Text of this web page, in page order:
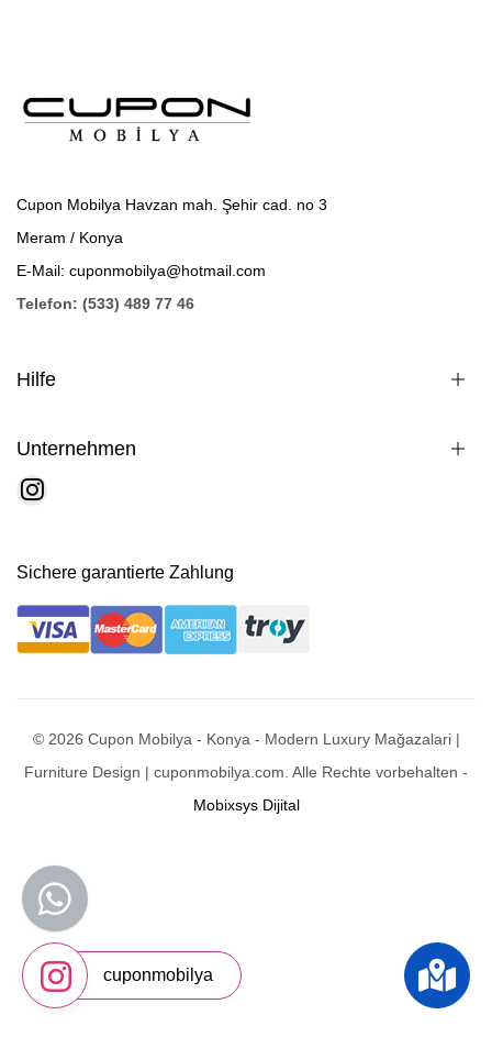
Cupon Mobilya Havzan mah. Şehir cad. no 3
Meram / Konya
E-Mail: cuponmobilya@hotmail.com
Telefon: (533) 489 77 46
Hilfe
Unternehmen
Sichere garantierte Zahlung
© 2026 Cupon Mobilya - Konya - Modern Luxury Mağazalari |
Furniture Design | cuponmobilya.com. Alle Rechte vorbehalten -
Mobixsys Dijital
cuponmobilya